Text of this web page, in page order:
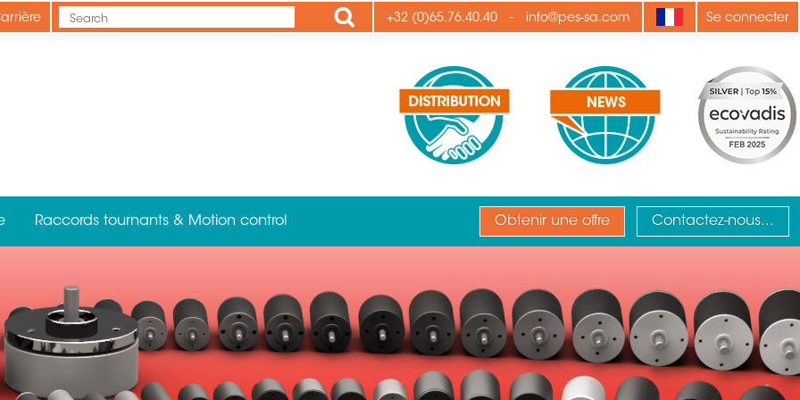
Apply +32 (0)65.76.40.40 - info@pes-sa.com Se connecter
Raccords tournants & Motion control Obtenir une offre Contactez-nous...